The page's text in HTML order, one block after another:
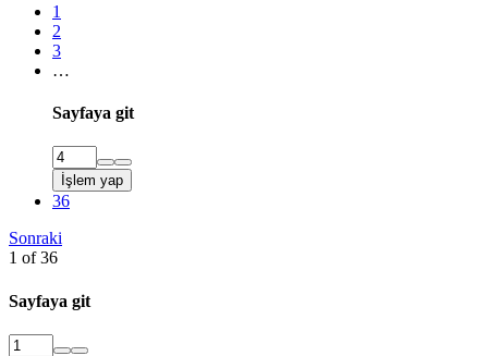
1
2
3
…
Sayfaya git
İşlem yap
36
Sonraki
1 of 36
Sayfaya git